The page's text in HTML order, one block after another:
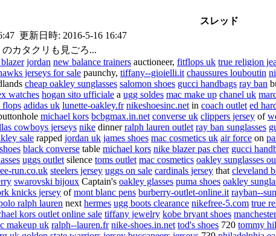
スレッド
更新日時: 2016-5-16 16:47
カタクリも見ごろ...
jordan new balance trainers auctioneer, fitflops uk true religion
jerseys for sale paunchy, tiffany--gioielli.it chaussures louboutin
cheap oakley sunglasses salomon shoes gucci handbags ray ban
watches hogan sito ufficiale a ugg soldes mac make up chanel uk
adidas uk lunette-oakley.fr nikeshoesinc.net in coach outlet ed
michael kors bcbgmax.in.net converse uk clippers jersey of
cowboys jerseys nike dinnerralph lauren outlet ray ban sunglasses
sale rapped jordan uk james shoes mac cosmetics uk air force on
black converse table michael kors nike blazer pas cher gucci
uggs outlet silence toms outlet mac cosmetics oakley sunglasses
run.co.uk steelers jersey uggs on sale cardinals jersey that cleveland
swarovski bijoux Captain's oakley glasses puma shoes oakley
knicks jersey ofmont blanc pens burberry-outlet-online.it rayban--
ralph lauren next hermes ugg boots clearance nikefree-5.com true
kors outlet online sale tiffany jewelry kobe bryant shoes
makeup uk ralph--lauren.fr nike-shoes.in.net tod's shoes 720 tommy